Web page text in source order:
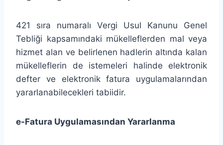
421 sıra numaralı Vergi Usul Kanunu Genel
Tebliği kapsamındaki mükelleflerden mal veya
hizmet alan ve belirlenen hadlerin altında kalan
mükelleflerin de istemeleri halinde elektronik
defter ve elektronik fatura uygulamalarından
yararlanabilecekleri tabiidir.
e-Fatura Uygulamasından Yararlanma